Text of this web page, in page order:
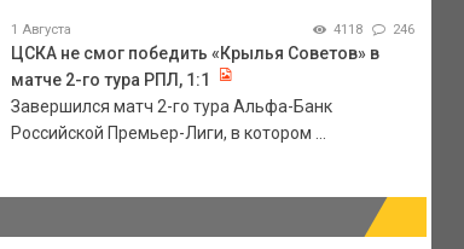
1 Августа 4118 246
ЦСКА не смог победить «Крылья Советов» в
матче 2-го тура РПЛ, 1:1
Завершился матч 2-го тура Альфа-Банк
Российской Премьер-Лиги, в котором ...